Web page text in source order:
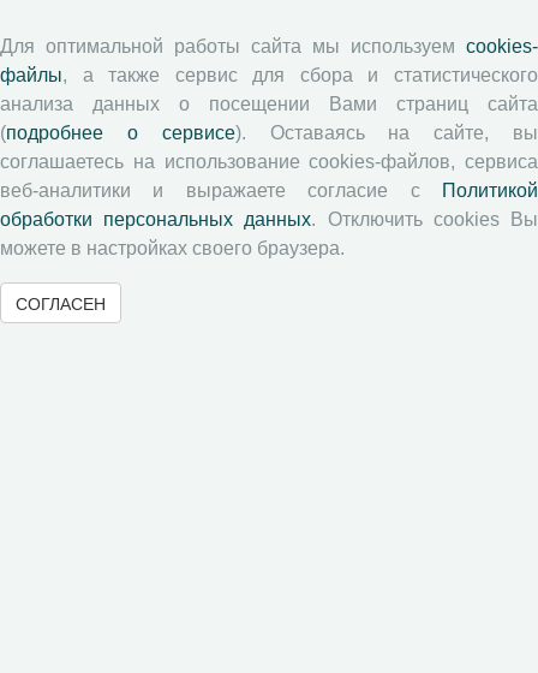
Типовой лицензионный договор
Публикационная этика
Согласие на обработку персональных данных
Авторские права
Рецензентам
Памятка рецензенту
Положение о рецензировании
Для оптимальной работы сайта мы используем cookies-
файлы, а также сервис для сбора и статистического
анализа данных о посещении Вами страниц сайта
(подробнее о сервисе). Оставаясь на сайте, вы
соглашаетесь на использование cookies-файлов, сервиса
веб-аналитики и выражаете согласие с
Политикой
обработки персональных данных. Отключить cookies Вы
можете в настройках своего браузера.
СОГЛАСЕН